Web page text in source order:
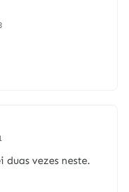
vezes neste.